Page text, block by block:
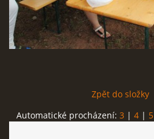
REPREZENTACE
ČLENSKÁ SCHŮZE ČSKZpět do složky
Automatické procházení: 3 | 4 | 5